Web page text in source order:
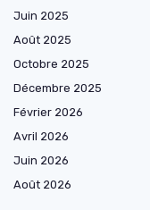
Juin 2025
Août 2025
Octobre 2025
Décembre 2025
Février 2026
Avril 2026
Juin 2026
Août 2026